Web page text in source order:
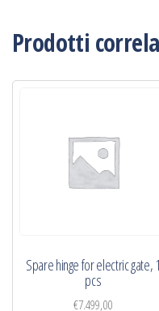
Prodotti
Spare hinge for electric gate, 1
pcs
€7.499,00